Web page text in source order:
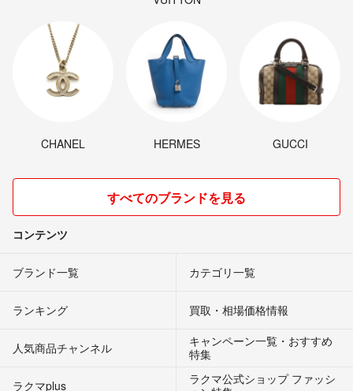
CHANEL HERMES GUCCI
すべてのブランドを見る
コンテンツ
ブランド一覧 カテゴリ一覧
ランキング 買取・相場価格情報
人気商品チャンネル
キャンペーン一覧・おすすめ
特集
ラクマplus
ラクマ公式ショップ ファッシ